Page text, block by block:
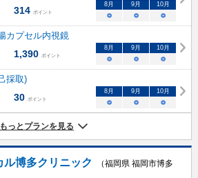
314 ポイント
8 月 9 月 10月
○ ○ ○
カプセル内視鏡
1,390 ポイント
8 月 9 月 10月
○ ○ ○
採取)
30 ポイント
8 月 9 月 10月
○ ○ ○
もっとプランを見る
博多クリニック
（福岡県 福岡市博多